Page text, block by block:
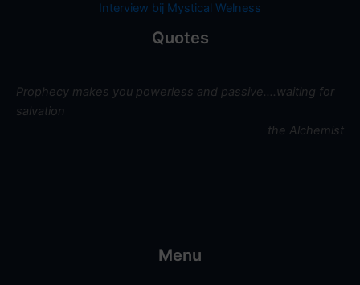
Interview bij Mystical Welness
Quotes
Prophecy makes you powerless and passive….waiting for
salvation
the Alchemist
Menu